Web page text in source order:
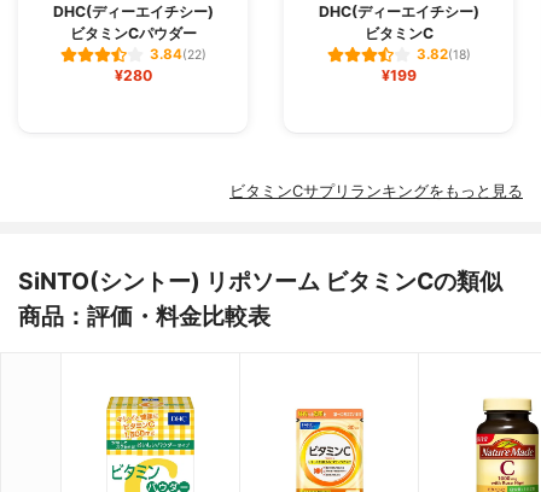
DHC(ディーエイチシー)
ビタミンCパウダー
3.84(22)
¥280
DHC(ディーエイチシー)
ビタミンC
3.82(18)
¥199
ビタミンCサプリランキングをもっと見る
SiNTO(シントー) リポソーム ビタミンCの類似
商品：評価・料金比較表